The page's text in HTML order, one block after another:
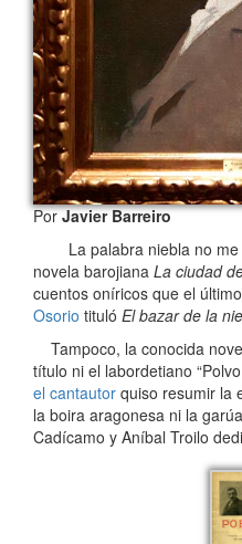
PorJavier Barreiro
La palabra niebla no me
novela barojiana La ciudad
cuentos oníricos que el
Osorio tituló El bazar de la
Tampoco, la conocida
título ni el labordetiano
el cantautor quiso resumir la
la boira aragonesa ni la
Cadícamo y Aníbal Troilo